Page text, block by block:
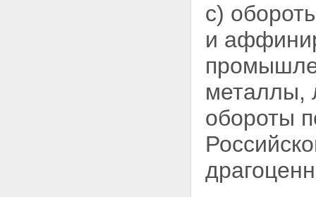
с)
и
металлы,
обороты